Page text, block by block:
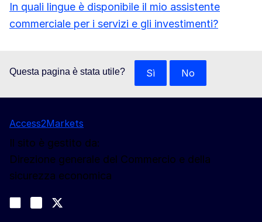
In quali lingue è disponibile il mio assistente
commerciale per i servizi e gli investimenti?
Questa pagina è stata utile? Sì No
Access2Markets
Il sito è gestito da:
Direzione generale del Commercio e della
sicurezza economica
Join us on LinkedIn
Trade-Off podcast